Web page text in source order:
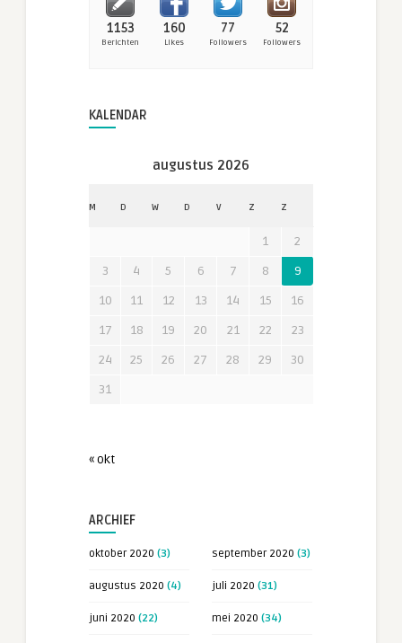
1153
Berichten
160
Likes
77
Followers
52
Followers
KALENDAR
augustus 2026
M D W D V Z Z
1
2
3
4 5 6 7 8
9
10
11 12 13 14 15
16
17
18 19 20 21 22
23
24
25 26 27 28 29
30
31
« okt
ARCHIEF
oktober 2020 (3) september 2020 (3)
augustus 2020 (4) juli 2020 (31)
juni 2020 (22) mei 2020 (34)